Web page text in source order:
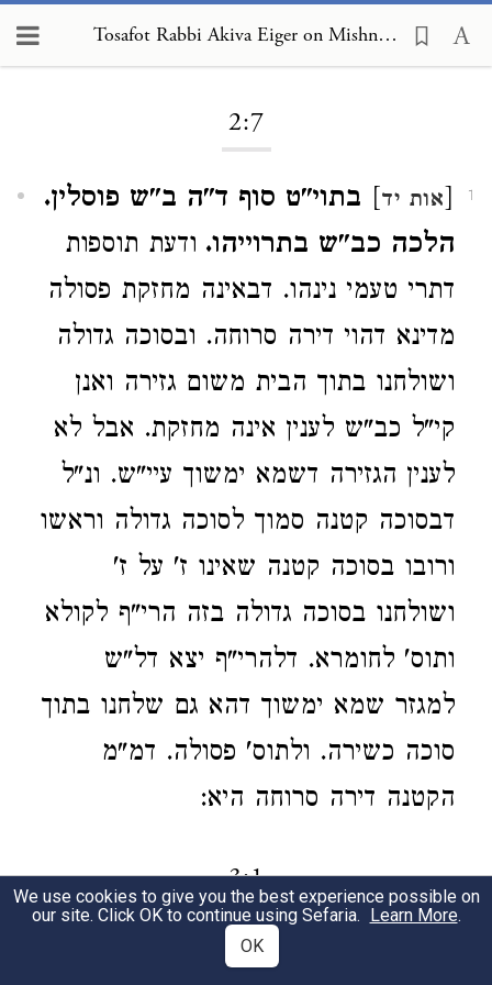
Tosafot Rabbi Akiva Eiger on Mishnah Sukkah 2:7
2:7
1
[אות יד] בתוי"ט סוף ד"ה ב"ש פוסלין.
הלכה כב"ש בתרוייהו. ודעת תוספות
דתרי טעמי נינהו. דבאינה מחזקת פסולה
מדינא דהוי דירה סרוחה. ובסוכה גדולה
ושולחנו בתוך הבית משום גזירה ואנן
קי"ל כב"ש לענין אינה מחזקת. אבל לא
לענין הגזירה דשמא ימשוך עיי"ש. ונ"ל
דבסוכה קטנה סמוך לסוכה גדולה וראשו
ורובו בסוכה קטנה שאינו ז' על ז'
ושולחנו בסוכה גדולה בזה הרי"ף לקולא
ותוס' לחומרא. דלהרי"ף יצא דל"ש
למגזר שמא ימשוך דהא גם שלחנו בתוך
סוכה כשירה. ולתוס' פסולה. דמ"מ
הקטנה דירה סרוחה היא:
3:1
לולב הגזול.
We use cookies to give you the best experience possible on
our site. Click OK to continue using Sefaria. Learn More.
OK